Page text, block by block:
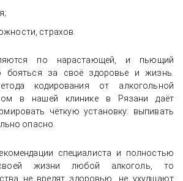
страхов.
по нарастающей, и пьющий
бояться за своё здоровье и жизнь.
кодирования от алкогольной
в нашей клинике в Рязани даёт
чёткую установку: выпивать
опасно.
специалиста и полностью
жизни любой алкоголь, то
не вредят здоровью, не ухудшают